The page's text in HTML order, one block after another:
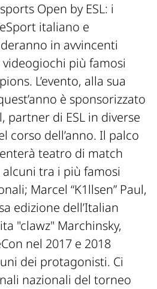
Open by ESL: i
italiano e
in avvincenti
più famosi
L’evento, alla sua
è sponsorizzato
partner di ESL in diverse
corso dell’anno. Il palco
teatro di match
tra i più famosi
Marcel “K1llsen” Paul,
edizione dell’Italian
"clawz" Marchinsky,
nel 2017 e 2018
dei protagonisti. Ci
nazionali del torneo